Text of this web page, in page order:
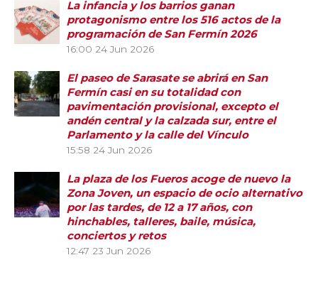
La infancia y los barrios ganan
protagonismo entre los 516 actos de la
programación de San Fermín 2026
16:00 24 Jun 2026
El paseo de Sarasate se abrirá en San
Fermín casi en su totalidad con
pavimentación provisional, excepto el
andén central y la calzada sur, entre el
Parlamento y la calle del Vínculo
15:58 24 Jun 2026
La plaza de los Fueros acoge de nuevo la
Zona Joven, un espacio de ocio alternativo
por las tardes, de 12 a 17 años, con
hinchables, talleres, baile, música,
conciertos y retos
12:47 23 Jun 2026